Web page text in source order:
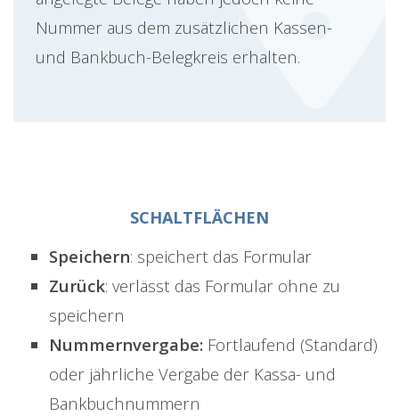
Nummer aus dem zusätzlichen Kassen-
und Bankbuch-Belegkreis erhalten.
SCHALTFLÄCHEN
Speichern: speichert das Formular
Zurück: verlässt das Formular ohne zu
speichern
Nummernvergabe: Fortlaufend (Standard)
oder jährliche Vergabe der Kassa- und
Bankbuchnummern